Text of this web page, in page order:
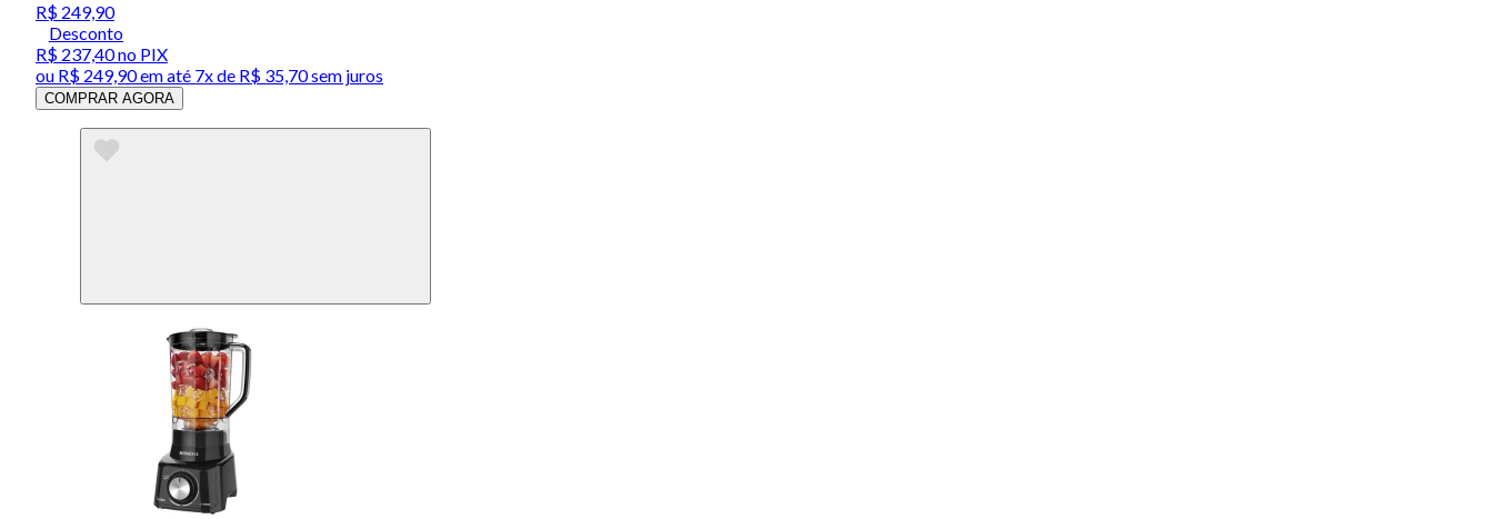
R$ 249,90
Desconto
R$ 237,40no PIX
ou R$ 249,90em até 7x de R$ 35,70 sem juros
COMPRAR AGORA